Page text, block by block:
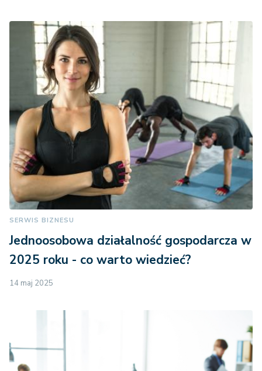
SERWIS BIZNESU
Jednoosobowa działalność gospodarcza w
2025 roku - co warto wiedzieć?
14 maj 2025